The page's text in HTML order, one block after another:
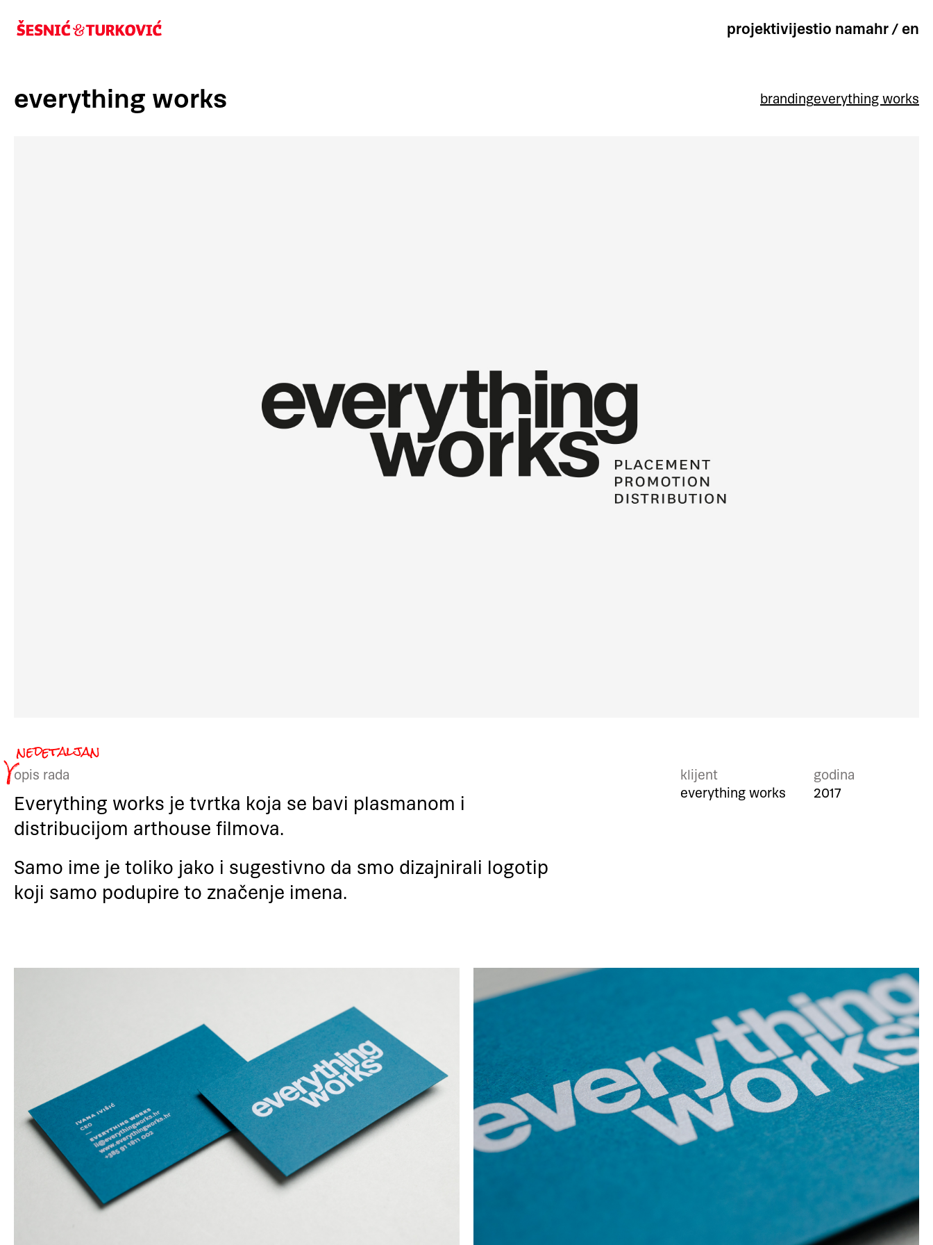
projektivijestio namahr/en
everything works brandingeverything works
opis rada
Everything works je tvrtka koja se bavi plasmanom i
distribucijom arthouse filmova.
Samo ime je toliko jako i sugestivno da smo dizajnirali logotip
koji samo podupire to značenje imena.
klijent
everything works
godina
2017